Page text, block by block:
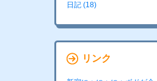
日記 (18)
リンク